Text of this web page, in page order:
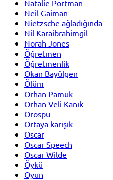
Natalie Portman
Neil Gaiman
Nietzsche ağladığında
Nil Karaibrahimgil
Norah Jones
Öğretmen
Öğretmenlik
Okan Bayülgen
Ölüm
Orhan Pamuk
Orhan Veli Kanık
Orospu
Ortaya karışık
Oscar
Oscar Speech
Oscar Wilde
Öykü
Oyun